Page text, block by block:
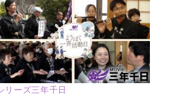
リーズ三年千日